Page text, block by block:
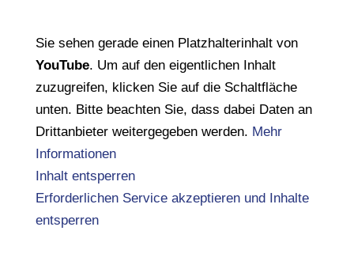
Sie sehen gerade einen Platzhalterinhalt von
YouTube. Um auf den eigentlichen Inhalt
zuzugreifen, klicken Sie auf die Schaltfläche
unten. Bitte beachten Sie, dass dabei Daten an
Drittanbieter weitergegeben werden. Mehr
Informationen
Inhalt entsperren
Erforderlichen Service akzeptieren und Inhalte
entsperren